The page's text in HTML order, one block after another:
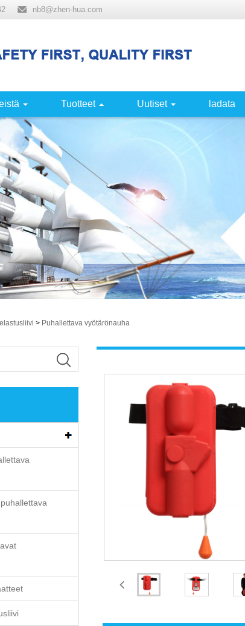
nb8@zhen-hua.com
Tuotteet Uutiset ladata
> Puhallettava vyötärönauha